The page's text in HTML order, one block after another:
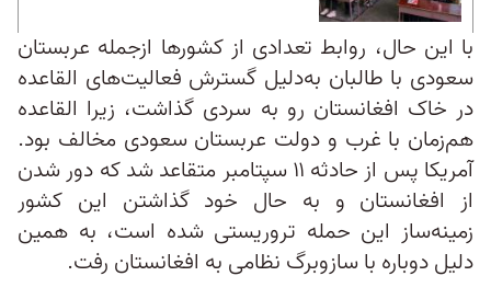
با این حال، روابط تعدادی از کشورها ازجمله عربستان
سعودی با طالبان به‌دلیل گسترش فعالیت‌های القاعده
در خاک افغانستان رو به سردی گذاشت، زیرا القاعده
هم‌زمان با غرب و دولت عربستان سعودی مخالف بود.
آمریکا پس از حادثه ۱۱ سپتامبر متقاعد شد که دور شدن
از افغانستان و به حال خود گذاشتن این کشور
زمینه‌ساز این حمله تروریستی شده است، به همین
دلیل دوباره با سازوبرگ نظامی به افغانستان رفت.